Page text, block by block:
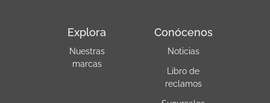
Explora
Nuestras
marcas
Conócenos
Noticias
Libro de
reclamos